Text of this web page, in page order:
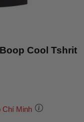
Cool Tshrit
Chí Minh